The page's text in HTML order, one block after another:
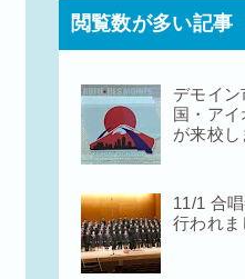
閲覧数が多い記事
デモイ
国・ア
が来校し
11/1 合
行われま